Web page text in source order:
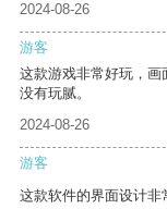
2024-08-26
游客
这款游戏非常好玩，
没有玩腻。
2024-08-26
游客
这款软件的界面设计非